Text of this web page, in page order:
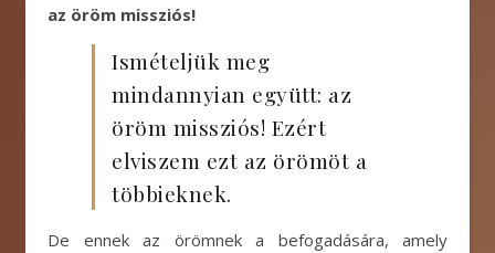
az öröm missziós!
Ismételjük meg
mindannyian együtt: az
öröm missziós! Ezért
elviszem ezt az örömöt a
többieknek.
De ennek az örömnek a befogadására, amely